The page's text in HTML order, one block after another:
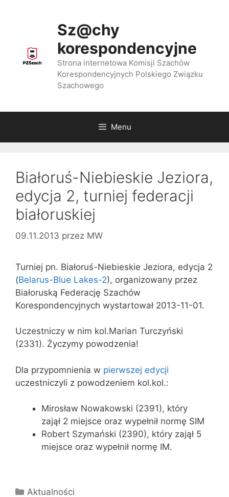
Sz@chy
korespondencyjne
Strona internetowa Komisji Szachów
Korespondencyjnych Polskiego Związku
Szachowego
Menu
Białoruś-Niebieskie Jeziora,
edycja 2, turniej federacji
białoruskiej
09.11.2013 przez MW
Turniej pn. Białoruś-Niebieskie Jeziora, edycja 2
(Belarus-Blue Lakes-2), organizowany przez
Białoruską Federację Szachów
Korespondencyjnych wystartował 2013-11-01.
Uczestniczy w nim kol.Marian Turczyński
(2331). Życzymy powodzenia!
Dla przypomnienia w pierwszej edycji
uczestniczyli z powodzeniem kol.kol.:
Mirosław Nowakowski (2391), który
zajął 2 miejsce oraz wypełnił normę SIM
Robert Szymański (2390), który zajął 5
miejsce oraz wypełnił normę IM.
Kategorie
Aktualności